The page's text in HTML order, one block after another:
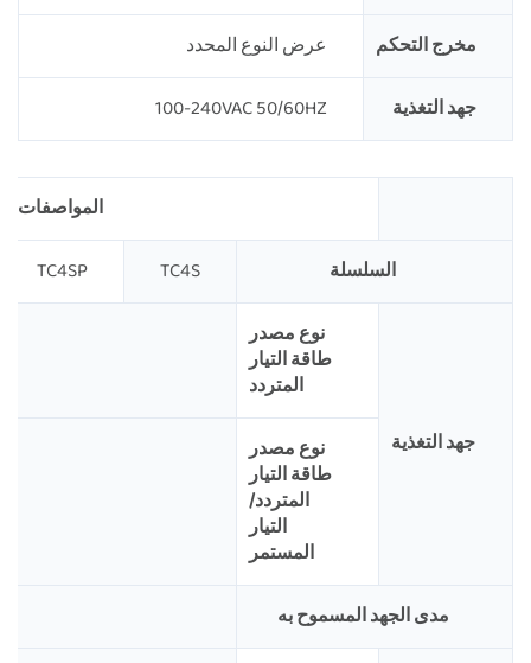
مخرج التحكم عرض النوع المحدد
جهد التغذية 100-240VAC 50/60HZ
المواصفات
السلسلة TC4S
TC4SP
جهد التغذية
نوع مصدر
طاقة التيار
المتردد
نوع مصدر
طاقة التيار
المتردد/
التيار
المستمر
مدى الجهد المسموح به